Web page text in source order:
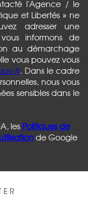
l'Agence / le
et Libertés » ne
adresser une
informons de
au démarchage
vous pouvez vous
. Dans le cadre
nous vous
sensibles dans le
les Politiques de
de Google